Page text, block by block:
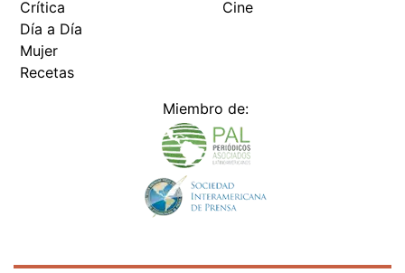
Crítica
Día a Día
Mujer
Recetas
Cine
Miembro de: